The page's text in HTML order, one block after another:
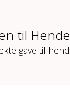
til Hende
gave til